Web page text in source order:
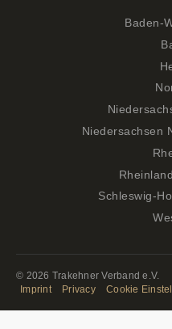
Baden-
Niedersachsen
Schleswig-
© 2026 Trakehner Verband e.V.
Imprint
Privacy Cookie